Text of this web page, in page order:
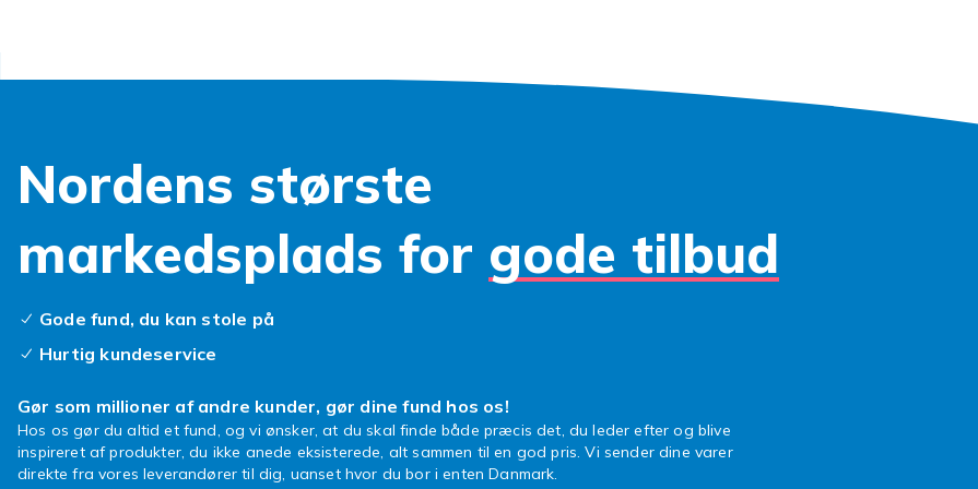
Pleje og rengøring af grillristen
Rengør grillristen, mens den stadig er varm efter grillning — det er her
ind med madolie efter rengøring for ikke at ruste. Undgå opvaskemaskine
støbejern og emalje.
Et nyt grillrist behøver ikke koste meget — med den rette vedligeholdelse
et kvalitetsrist i mange grillsæsoner og giver altid et professionelt resultat
og reducerer risikoen for, at maden sætter fast. Forskellen mærkes fra
grillning — uanset om du tilbereder kylling, bøf, fisk eller grøntsager på
På Fyndiq finder du grillriste til kulegrillar, gasolgrillar og andre populære
Nordens største
markedsplads for gode tilbud
Gode fund, du kan stole på
Hurtig kundeservice
Gør som millioner af andre kunder, gør dine fund hos os!
Hos os gør du altid et fund, og vi ønsker, at du skal finde både præcis det, du leder efter og blive
inspireret af produkter, du ikke anede eksisterede, alt sammen til en god pris. Vi sender dine varer
direkte fra vores leverandører til dig, uanset hvor du bor i enten Danmark.